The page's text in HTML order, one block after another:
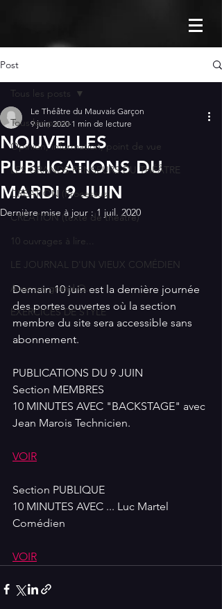
Post
Tous les posts
Opinion, information, point de vue
LES GRANDS PENSEURS DU THÉÂTRE
CRÉATION (Processus)
CRÉATION (texte de théâtre)
10 ouvrages à lire...
LE JOURNAL D'UN VIEUX COMÉDIEN
Avec un grand Q...
EXERCICES DE STYLE
Tous les posts
NOUVELLES
PUBLICATIONS DU
MARDI 9 JUIN
Le Théâtre du Mauvais Garçon
9 juin 2020 1 min de lecture
Dernière mise à jour : 1 juil. 2020
Demain 10 juin est la dernière journée
des portes ouvertes où la section
membre du site sera accessible sans
abonnement.
PUBLICATIONS DU 9 JUIN
Section MEMBRES
10 MINUTES AVEC "BACKSTAGE" avec
Jean Marois Technicien.
VOIR
Section PUBLIQUE
10 MINUTES AVEC ... Luc Martel
Comédien
VOIR